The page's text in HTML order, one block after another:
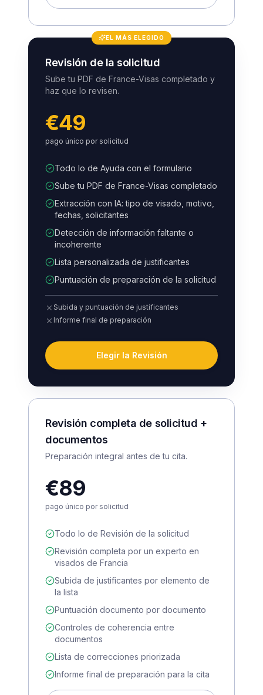
EL MÁS ELEGIDO
Revisión de la solicitud
Sube tu PDF de France-Visas completado y
haz que lo revisen.
€49
pago único por solicitud
Todo lo de Ayuda con el formulario
Sube tu PDF de France-Visas completado
Extracción con IA: tipo de visado, motivo,
fechas, solicitantes
Detección de información faltante o
incoherente
Lista personalizada de justificantes
Puntuación de preparación de la solicitud
Subida y puntuación de justificantes
Informe final de preparación
Elegir la Revisión
Revisión completa de solicitud +
documentos
Preparación integral antes de tu cita.
€89
pago único por solicitud
Todo lo de Revisión de la solicitud
Revisión completa por un experto en
visados de Francia
Subida de justificantes por elemento de
la lista
Puntuación documento por documento
Controles de coherencia entre
documentos
Lista de correcciones priorizada
Informe final de preparación para la cita